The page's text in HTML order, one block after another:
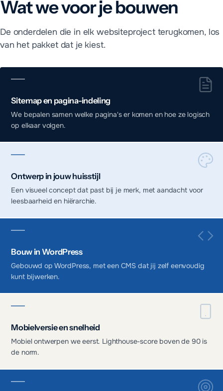
one pager begint bij €499, een basiswebsite van 3 tot 5
Wat we voor je bouwen
De onderdelen die in elk websiteproject terugkomen, los
van het pakket dat je kiest.
Sitemap en pagina-indeling
We bepalen samen welke pagina's er komen en hoe ze logisch
op elkaar volgen.
Ontwerp in jouw huisstijl
Een visueel concept dat past bij je merk, met aandacht voor
leesbaarheid en hiërarchie.
Bouw in WordPress
Gebouwd op WordPress, met een CMS dat jij zelf eenvoudig
kunt bijwerken.
Mobielversie en snelheid
Mobiel ontwerpen we eerst. Lighthouse-score boven de 90 is
de norm.